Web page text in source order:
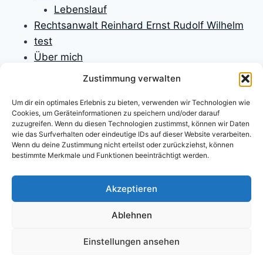
Zustimmung verwalten
Um dir ein optimales Erlebnis zu bieten, verwenden wir Technologien wie
Cookies, um Geräteinformationen zu speichern und/oder darauf
zuzugreifen. Wenn du diesen Technologien zustimmst, können wir Daten
wie das Surfverhalten oder eindeutige IDs auf dieser Website verarbeiten.
Wenn du deine Zustimmung nicht erteilst oder zurückziehst, können
bestimmte Merkmale und Funktionen beeinträchtigt werden.
Akzeptieren
Ablehnen
Einstellungen ansehen
Lebenslauf
Rechtsanwalt Reinhard Ernst Rudolf Wilhelm
test
Über mich
Unfallversicherungen
Verfassungsrecht
Versicherungen
Versicherungsrecht
Willkommen
Zivilprozessrecht
Datenschutzerklärung